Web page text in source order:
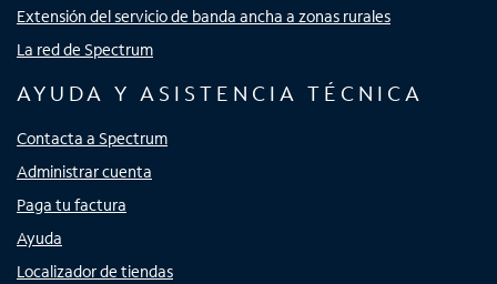
Extensión del servicio de banda ancha a zonas rurales
La red de Spectrum
AYUDA Y ASISTENCIA TÉCNICA
Contacta a Spectrum
Administrar cuenta
Paga tu factura
Ayuda
Localizador de tiendas